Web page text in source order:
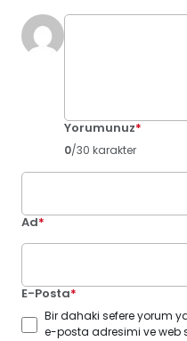
Yorumunuz*
0/30 karakter
Ad*
E-Posta*
Bir dahaki sefere yorum
e-posta adresimi ve web